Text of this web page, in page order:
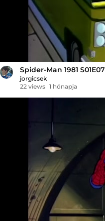
Spider-Man 1981 S01E07
jorgicsek
22 views 1 hónapja